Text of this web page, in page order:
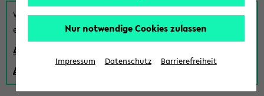
Wenn Sie (noch) kein Uni Login haben, können Sie das
eKVV auch über einen Gastzugang verwenden:
Anmeldung über einen vorhandenen Gastzugang
Anlegen eines neuen Gastzugangs
Nur notwendige Cookies zulassen
Impressum Datenschutz Barrierefreiheit